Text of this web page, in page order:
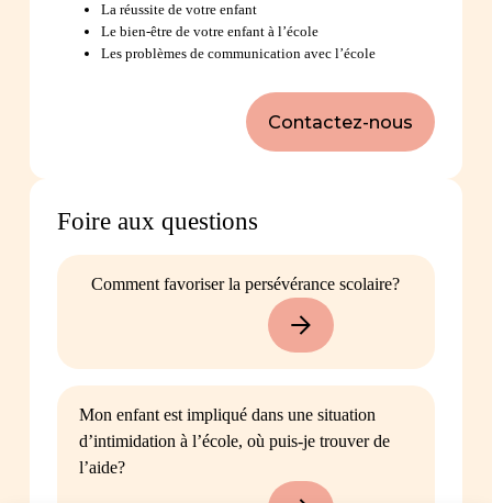
La réussite de votre enfant
Le bien-être de votre enfant à l’école
Les problèmes de communication avec l’école
Contactez-nous
Foire aux questions
Comment favoriser la persévérance scolaire?
Mon enfant est impliqué dans une situation
d’intimidation à l’école, où puis-je trouver de
l’aide?